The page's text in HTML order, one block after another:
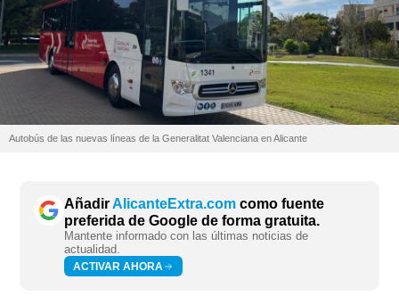
Autobús de las nuevas líneas de la Generalitat Valenciana en Alicante
AñadirAlicanteExtra.com como fuente
preferida de Google de forma gratuita.
Mantente informado con las últimas noticias de
actualidad.
ACTIVAR AHORA